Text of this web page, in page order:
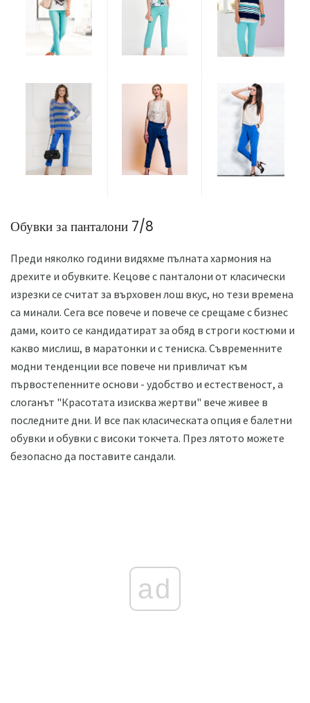
Обувки за панталони 7/8
Преди няколко години видяхме пълната хармония на
дрехите и обувките. Кецове с панталони от класически
изрезки се считат за върховен лош вкус, но тези времена
са минали. Сега все повече и повече се срещаме с бизнес
дами, които се кандидатират за обяд в строги костюми и
какво мислиш, в маратонки и с тениска. Съвременните
модни тенденции все повече ни привличат към
първостепенните основи - удобство и естественост, а
слоганът "Красотата изисква жертви" вече живее в
последните дни. И все пак класическата опция е балетни
обувки и обувки с високи токчета. През лятото можете
безопасно да поставите сандали.
ad